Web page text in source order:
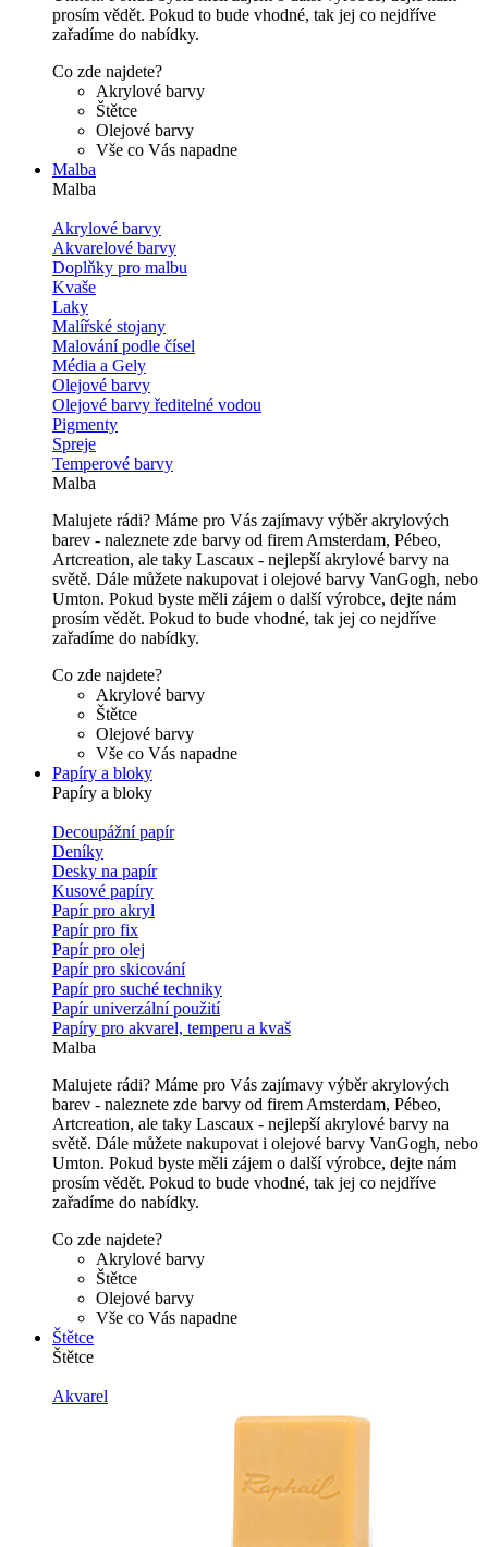
prosím vědět. Pokud to bude vhodné, tak jej co nejdříve
zařadíme do nabídky.
Co zde najdete?
Akrylové barvy
Štětce
Olejové barvy
Vše co Vás napadne
Malba
Malba
Akrylové barvy
Akvarelové barvy
Doplňky pro malbu
Kvaše
Laky
Malířské stojany
Malování podle čísel
Média a Gely
Olejové barvy
Olejové barvy ředitelné vodou
Pigmenty
Spreje
Temperové barvy
Malba
Malujete rádi? Máme pro Vás zajímavy výběr akrylových
barev - naleznete zde barvy od firem Amsterdam, Pébeo,
Artcreation, ale taky Lascaux - nejlepší akrylové barvy na
světě. Dále můžete nakupovat i olejové barvy VanGogh, nebo
Umton. Pokud byste měli zájem o další výrobce, dejte nám
prosím vědět. Pokud to bude vhodné, tak jej co nejdříve
zařadíme do nabídky.
Co zde najdete?
Akrylové barvy
Štětce
Olejové barvy
Vše co Vás napadne
Papíry a bloky
Papíry a bloky
Decoupážní papír
Deníky
Desky na papír
Kusové papíry
Papír pro akryl
Papír pro fix
Papír pro olej
Papír pro skicování
Papír pro suché techniky
Papír univerzální použití
Papíry pro akvarel, temperu a kvaš
Malba
Malujete rádi? Máme pro Vás zajímavy výběr akrylových
barev - naleznete zde barvy od firem Amsterdam, Pébeo,
Artcreation, ale taky Lascaux - nejlepší akrylové barvy na
světě. Dále můžete nakupovat i olejové barvy VanGogh, nebo
Umton. Pokud byste měli zájem o další výrobce, dejte nám
prosím vědět. Pokud to bude vhodné, tak jej co nejdříve
zařadíme do nabídky.
Co zde najdete?
Akrylové barvy
Štětce
Olejové barvy
Vše co Vás napadne
Štětce
Štětce
Akvarel